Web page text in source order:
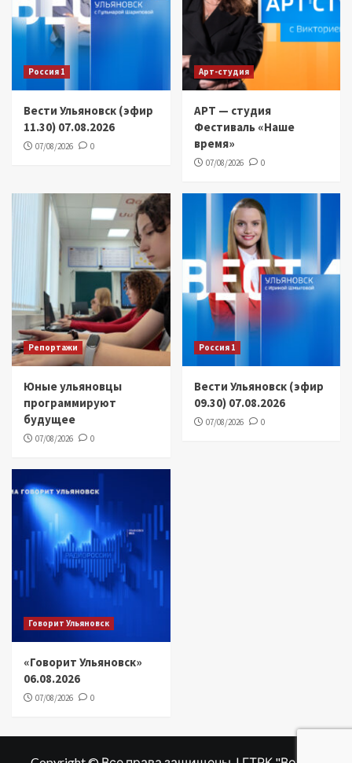
Россия 1
Вести Ульяновск (эфир
11.30) 07.08.2026
07/08/2026 0
Арт-студия
АРТ — студия
Фестиваль «Наше
время»
07/08/2026 0
Репортажи
Юные ульяновцы
программируют
будущее
07/08/2026 0
Россия 1
Вести Ульяновск (эфир
09.30) 07.08.2026
07/08/2026 0
Говорит Ульяновск
«Говорит Ульяновск»
06.08.2026
07/08/2026 0